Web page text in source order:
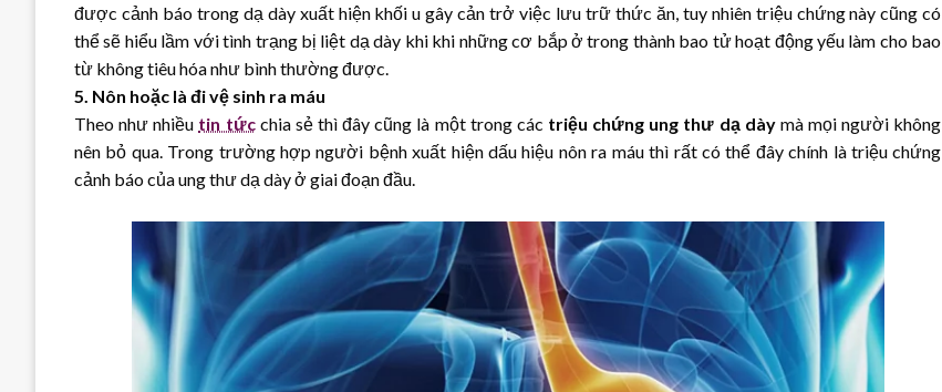
được cảnh báo trong dạ dày xuất hiện khối u gây cản trở việc lưu trữ thức ăn, tuy nhiên triệu chứng này cũng có
thể sẽ hiểu lầm với tình trạng bị liệt dạ dày khi khi những cơ bắp ở trong thành bao tử hoạt động yếu làm cho bao
từ không tiêu hóa như bình thường được.
5. Nôn hoặc là đi vệ sinh ra máu
Theo như nhiều tin tứcchia sẻ thì đây cũng là một trong các triệu chứng ung thư dạ dàymà mọi người không
nên bỏ qua. Trong trường hợp người bệnh xuất hiện dấu hiệu nôn ra máu thì rất có thể đây chính là triệu chứng
cảnh báo của ung thư dạ dày ở giai đoạn đầu.